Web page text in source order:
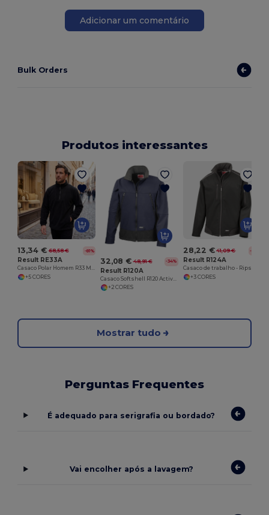
Adicionar um comentário
Bulk Orders
Produtos interessantes
13,34 € 68,58 € -81%
Result RE33A
Casaco Polar Homem R33 Meio Zíper
+5 CORES
32,08 € 48,91 € -34%
Result R120A
+2 CORES
28,22 € 41,09 € -31%
Result R124A
+3 CORES
Mostrar tudo
Perguntas Frequentes
É adequado para serigrafia ou bordado?
Vai encolher após a lavagem?